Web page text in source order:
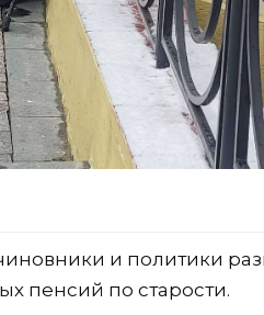
и политики
пенсий по старости.